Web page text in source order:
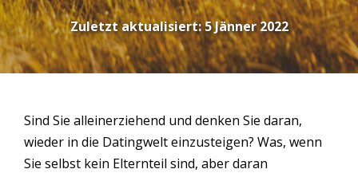
Zuletzt aktualisiert:5 Jänner 2022
Sind Sie alleinerziehend und denken Sie daran,
wieder in die Datingwelt einzusteigen? Was, wenn
Sie selbst kein Elternteil sind, aber daran